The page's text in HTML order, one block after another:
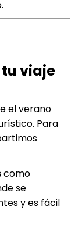
viaje
el verano
Para
como
se
y es fácil